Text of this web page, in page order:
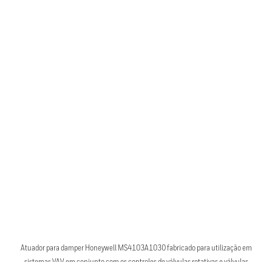
Atuador para damper Honeywell MS4103A1030 fabricado para utilização em